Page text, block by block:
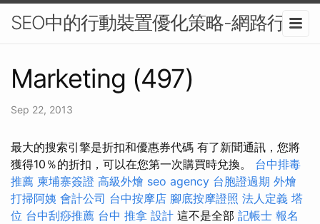
SEO中的行動裝置優化策略-網路行銷
Marketing (497)
Sep 22, 2013
最大的搜索引擎是折扣和優惠券代碼 有了新聞通訊，您將
獲得10％的折扣，可以在您第一次購買時兌換。 台中排毒
推薦 柬埔寨簽證 高級外燴 seo agency 台胞證過期 外燴
打掃阿姨 會計公司 台中按摩店 腳底按摩證照 法人定義 塔
位 台中刮痧推薦 台中 推拿 設計 這不是全部 記帳士 報名